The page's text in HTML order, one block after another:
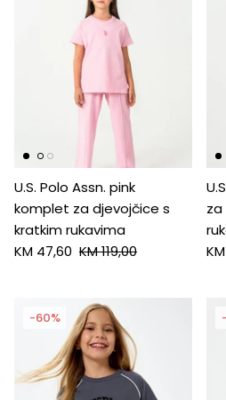
U.S. Polo Assn. pink
komplet za djevojčice s
kratkim rukavima
KM 47,60 KM 119,00
-60%